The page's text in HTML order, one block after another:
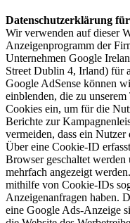
Datenschutzerklärung für
Wir verwenden auf dieser
Anzeigenprogramm der
Unternehmen Google
Street Dublin 4, Irland) für
Google AdSense können
einblenden, die zu
Cookies ein, um für die
Berichte zur
vermeiden, dass ein
Über eine Cookie-ID
Browser geschaltet werden
mehrfach angezeigt
mithilfe von Cookie-IDs
Anzeigenanfragen haben.
eine Google Ads-Anzeige